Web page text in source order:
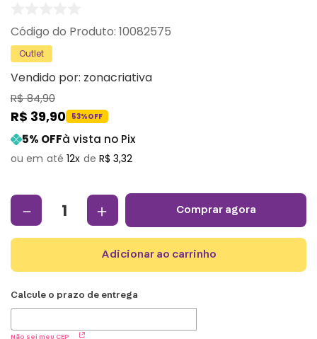
: 10082575
Outlet
Vendido por: zonacriativa
R$84,90
R$ 39,90 53%OFF
5% OFFà vista no Pix
12 R$ 3,32
＋
－ comprar agora
adicionar ao carrinho
Não sei meu CEP